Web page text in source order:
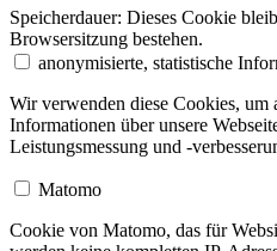
Speicherdauer: Dieses Cookie
Browsersitzung bestehen.
anonymisierte, statistische
Wir verwenden diese Cookies, um
Informationen über unsere
Leistungsmessung und -
Matomo
Cookie von Matomo, das für